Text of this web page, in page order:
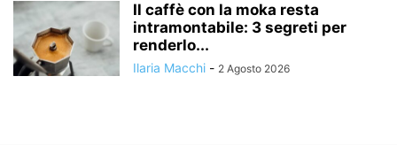
Il caffè con la moka resta
intramontabile: 3 segreti per
renderlo...
Ilaria Macchi - 2 Agosto 2026